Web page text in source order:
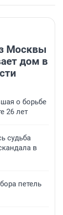
Москвы
дом в
о борьбе
26 лет
судьба
в
петель